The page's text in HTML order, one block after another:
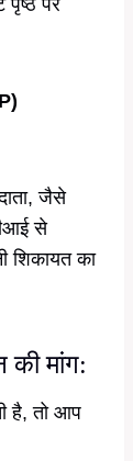
जैसे
से
शिकायत का
की मांग:
है, तो आप